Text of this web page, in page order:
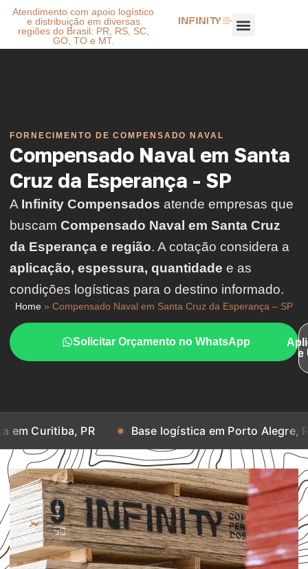
Atendimento com apoio logístico
e distribuição em diversas
regiões do Brasil: PR, RS, SC,
GO, TO e MT.
FORNECIMENTO DE COMPENSADO NAVAL
Compensado Naval em Santa
Cruz da Esperança - SP
A Infinity Compensados atende empresas que
buscam Compensado Naval em Santa Cruz
da Esperança e região. A cotação considera a
aplicação, espessura, quantidade e as
condições logísticas para o destino informado.
Home » Compensado Naval em Santa Cruz da Esperança – SP
Solicitar Orçamento no WhatsApp
e
PR Base logística em Porto Alegre, RS